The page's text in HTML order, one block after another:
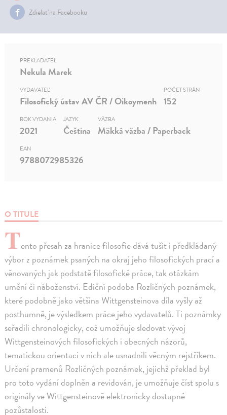
Zdielať na Facebooku
O TITULE
Tento přesah za hranice filosofie dává tušit i předkládaný
výbor z poznámek psaných na okraj jeho filosofických prací a
věnovaných jak podstatě filosofické práce, tak otázkám
umění či náboženství. Ediční podoba Rozličných poznámek,
které podobně jako většina Wittgensteinova díla vyšly až
posthumně, je výsledkem práce jeho vydavatelů. Ti poznámky
seřadili chronologicky, což umožňuje sledovat vývoj
Wittgensteinových filosofických i obecných názorů,
tematickou orientaci v nich ale usnadnili věcným rejstříkem.
Určení pramenů Rozličných poznámek, jejichž překlad byl
pro toto vydání doplněn a revidován, je umožňuje číst spolu s
originály ve Wittgensteinově elektronicky dostupné
pozůstalosti.
PREKLADATEĽ
Nekula Marek
VYDAVATEĽ
Filosofický ústav AV ČR / Oikoymenh
POČET STRÁN
152
ROK VYDANIA
2021
JAZYK
Čeština
VÄZBA
Mäkká väzba / Paperback
EAN
9788072985326